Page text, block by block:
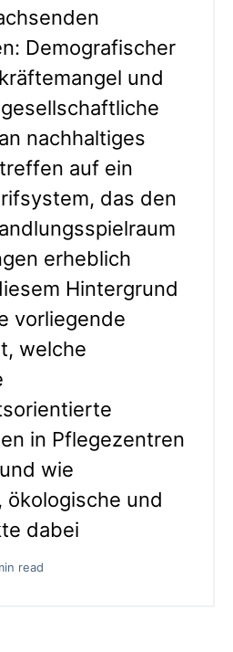
Demografischer
und
nachhaltiges
auf ein
das den
erheblich
Hintergrund
vorliegende
welche
in Pflegezentren
wie
ökologische und
dabei
read